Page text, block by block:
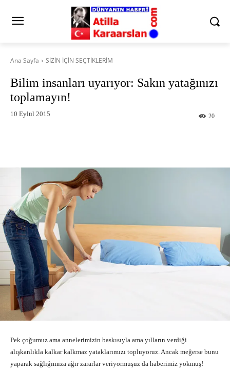
Ana Sayfa SİZİN İÇİN SEÇTİKLERİM
Bilim insanları uyarıyor: Sakın yatağınızı
toplamayın!
10 Eylül 2015 20
Pek çoğumuz ama annelerimizin baskısıyla ama yılların verdiği
alışkanlıkla kalkar kalkmaz yataklarımızı topluyoruz. Ancak meğerse bunu
yaparak sağlığımıza ağır zararlar veriyormuşuz da haberimiz yokmuş!